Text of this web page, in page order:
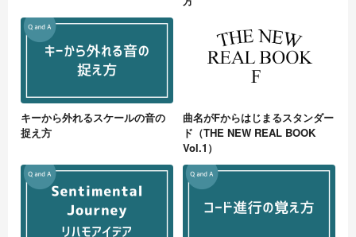
キーから外れるスケールの音の
捉え方
曲名がFからはじまるスタンダー
ド（THE NEW REAL BOOK
Vol.1）